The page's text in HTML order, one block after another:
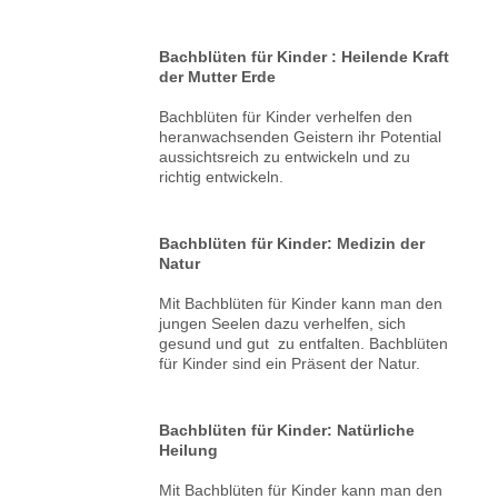
Bachblüten für Kinder : Heilende Kraft
der Mutter Erde
Bachblüten für Kinder verhelfen den
heranwachsenden Geistern ihr Potential
aussichtsreich zu entwickeln und zu
richtig entwickeln.
Bachblüten für Kinder: Medizin der
Natur
Mit Bachblüten für Kinder kann man den
jungen Seelen dazu verhelfen, sich
gesund und gut zu entfalten. Bachblüten
für Kinder sind ein Präsent der Natur.
Bachblüten für Kinder: Natürliche
Heilung
Mit Bachblüten für Kinder kann man den